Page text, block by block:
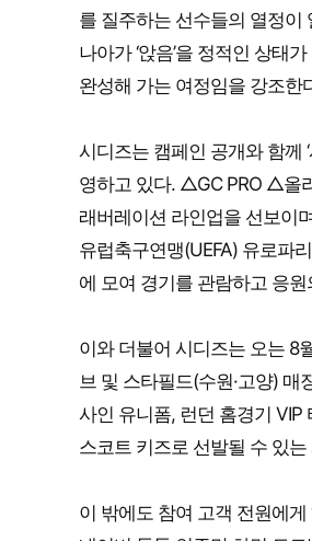
를 질주하는 선수들의 열정이
나아가 ‘앉음’을 정적인 상태
완성해 가는 여정임을 강조한
시디즈는 캠페인 공개와 함께
영하고 있다. △GC PRO △올
래버레이션 라인업을 선보이
유럽축구연맹(UEFA) 유로파
에 모여 경기를 관람하고 응
이와 더불어 시디즈는 오는 8
브 및 스타필드(수원·고양)
사인 유니폼, 런던 홈경기
스코트 키즈로 선발될 수 있
이 밖에도 참여 고객 전원에게